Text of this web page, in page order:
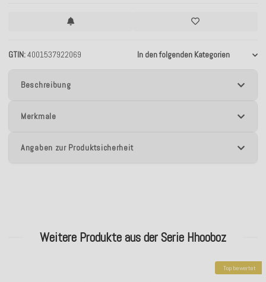
GTIN 4001537922069 In den folgenden Kategorien
Beschreibung
Merkmale
Angaben zur Produktsicherheit
Weitere Produkte aus der Serie Hhooboz
Top bewertet